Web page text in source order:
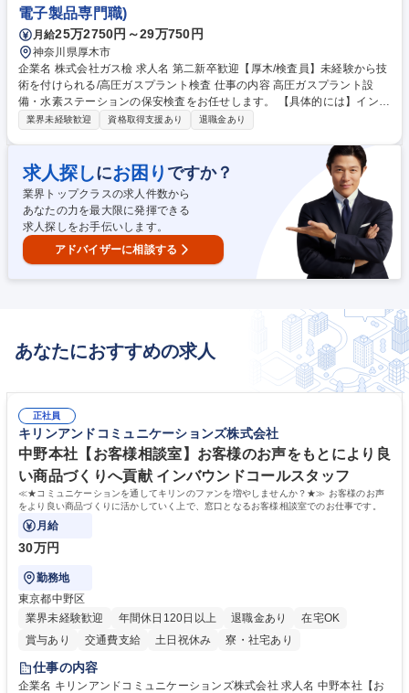
電子製品専門職)
月給25万2750円～29万750円
神奈川県厚木市
企業名 株式会社ガス檢 求人名 第二新卒歓迎【厚木/検査員】未経験から技
術を付けられる/高圧ガスプラント検査 仕事の内容 高圧ガスプラント設
備・水素ステーションの保安検査をお任せします。 【具体的には】インフ
ラ関係、食品メーカー、自動車関連の工場・水素ステーション等に3～4名
特徴／一日の流れ】検査作業は1日1件、作業が長い現場でも4～5日ほ
ど。日程は2か月前から分かるため、急な出張は殆どありません。主に関
東甲信越エリアのお客様が設備を保有する工場や充填所等に出向きます。
遠い現場は移動日をとり出張して検査を行います。 募集職種 第二新卒歓
迎【厚木/検査員】未経験から技術を付けられる/高圧ガスプラント検査
業界未経験歓迎 資格取得支援あり 退職金あり
求人探しにお困り ですか？
業界トップクラスの求人件数から
あなたの力を最大限に発揮できる
求人探しをお手伝いします。
アドバイザーに相談する
あなたにおすすめの求人
正社員
キリンアンドコミュニケーションズ株式会社
中野本社【お客様相談室】お客様のお声をもとにより良
い商品づくりへ貢献 インバウンドコールスタッフ
≪★コミュニケーションを通してキリンのファンを増やしませんか？★≫ お客様のお声
をより良い商品づくりに活かしていく上で、窓口となるお客様相談室でのお仕事です。
月給
30万円
勤務地
東京都中野区
業界未経験歓迎
年間休日120日以上 退職金あり
在宅OK
賞与あり
交通費支給 土日祝休み 寮・社宅あり
仕事の内容
企業名 キリンアンドコミュニケーションズ株式会社 求人名 中野本社【お